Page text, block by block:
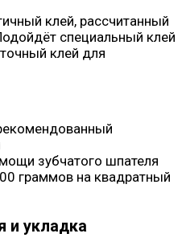
клей, рассчитанный
специальный клей
клей для
зубчатого шпателя
граммов на квадратный
и укладка